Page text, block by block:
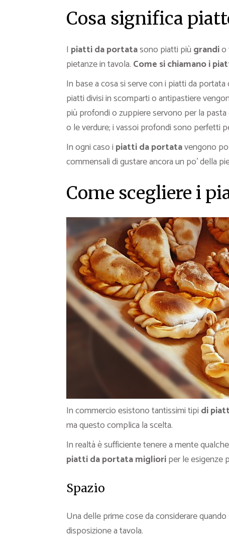
Cosa significa
I piatti da portatasono piatti più grandio
pietanze in tavola. Come si chiamano i
In base a cosa si serve con i piatti da
piatti divisi in scomparti o antipastiere
più profondi o zuppiere servono per la
o le verdure; i vassoi profondi sono perfetti
In ogni caso i piatti da portatavengono
commensali di gustare ancora un po’ della
Come scegliere i
In commercio esistono tantissimi tipi di
ma questo complica la scelta.
In realtà è sufficiente tenere a mente
piatti da portata miglioriper le esigenze
Spazio
Una delle prime cose da considerare
disposizione a tavola.